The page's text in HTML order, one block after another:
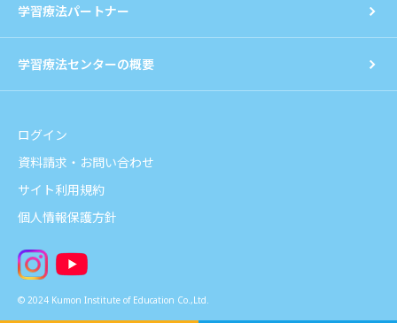
学習療法パートナー
学習療法センターの概要
ログイン
資料請求・お問い合わせ
サイト利用規約
個人情報保護方針
© 2024 Kumon Institute of Education Co.,Ltd.